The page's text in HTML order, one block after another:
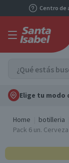
Centro de
Elige tu modo
Home botilleria
Pack 6 un.